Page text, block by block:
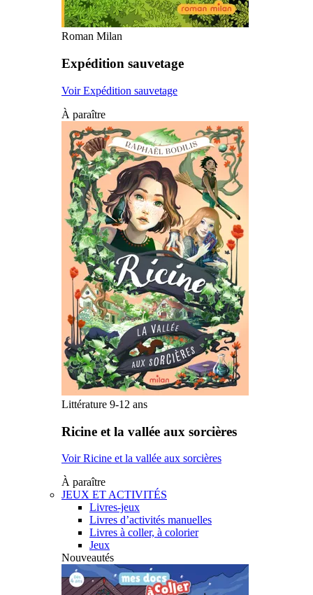
Roman Milan
Expédition sauvetage
Voir Expédition sauvetage
À paraître
Littérature 9-12 ans
Ricine et la vallée aux sorcières
Voir Ricine et la vallée aux sorcières
À paraître
JEUX ET ACTIVITÉS
Livres-jeux
Livres d’activités manuelles
Livres à coller, à colorier
Jeux
Nouveautés